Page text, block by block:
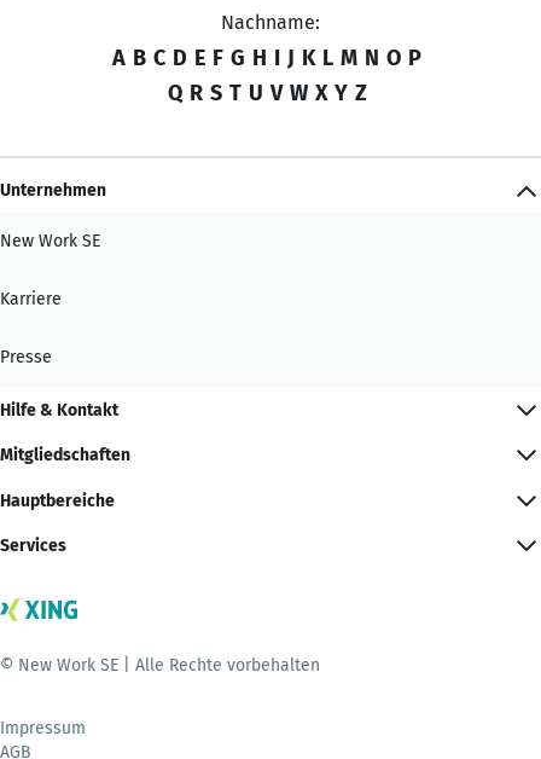
Nachname:
A B C D E F G H I J K L M N O P
Q R S T U V W X Y Z
Unternehmen
New Work SE
Karriere
Presse
Hilfe & Kontakt
Mitgliedschaften
Hauptbereiche
Services
© New Work SE | Alle Rechte vorbehalten
Impressum
AGB